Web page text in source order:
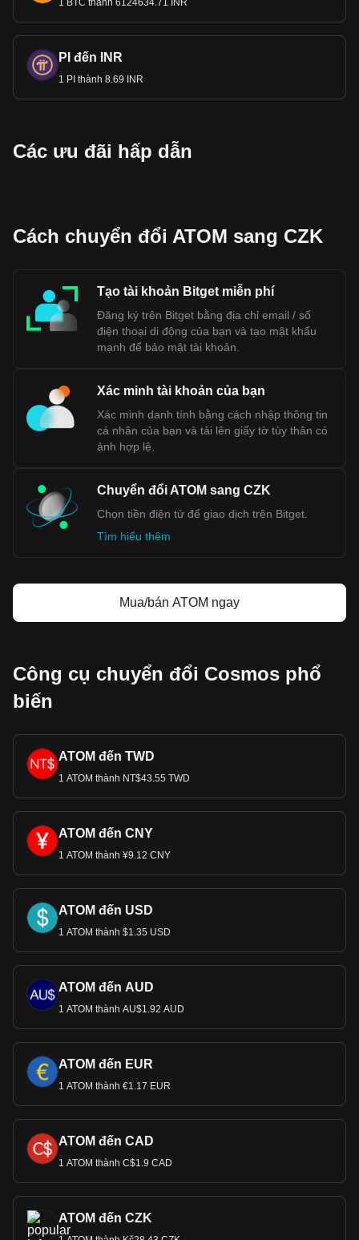
1 BTC thành 6124634.71 INR
PI đến INR
1 PI thành 8.69 INR
Các ưu đãi hấp dẫn
Cách chuyển đổi ATOM sang CZK
Tạo tài khoản Bitget miễn phí
Đăng ký trên Bitget bằng địa chỉ email / số
điện thoại di động của bạn và tạo mật khẩu
mạnh để bảo mật tài khoản.
Xác minh tài khoản của bạn
Xác minh danh tính bằng cách nhập thông tin
cá nhân của bạn và tải lên giấy tờ tùy thân có
ảnh hợp lệ.
Chuyển đổi ATOM sang CZK
Chọn tiền điện tử để giao dịch trên Bitget.
Tìm hiểu thêm
Mua/bán ATOM ngay
Công cụ chuyển đổi Cosmos phổ
biến
ATOM đến TWD
1 ATOM thành NT$43.55 TWD
ATOM đến CNY
1 ATOM thành ¥9.12 CNY
ATOM đến USD
1 ATOM thành $1.35 USD
ATOM đến AUD
1 ATOM thành AU$1.92 AUD
ATOM đến EUR
1 ATOM thành €1.17 EUR
ATOM đến CAD
1 ATOM thành C$1.9 CAD
ATOM đến CZK